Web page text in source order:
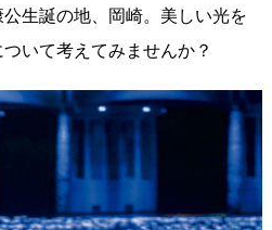
生誕の地、岡崎。美しい光を
いて考えてみませんか？